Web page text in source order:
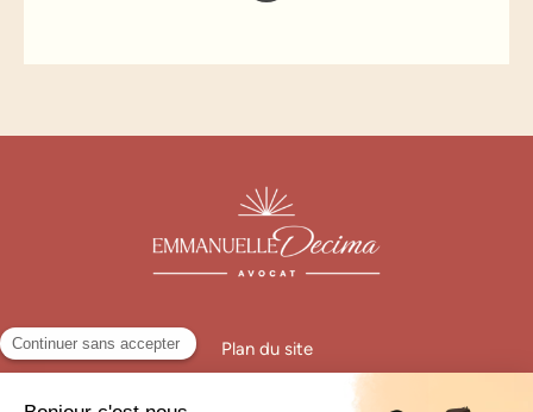
Plan du site